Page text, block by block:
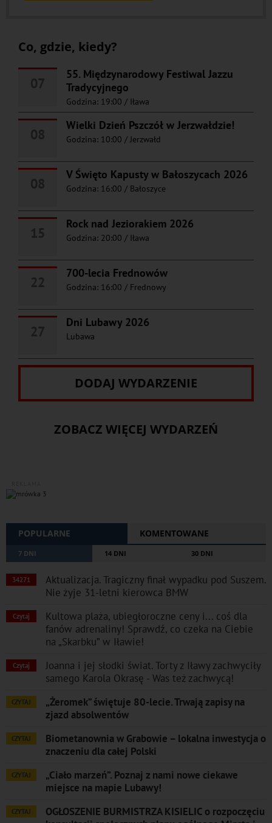
Co, gdzie, kiedy?
55. Międzynarodowy Festiwal Jazzu
Tradycyjnego
Godzina: 19:00 / Iława
Wielki Dzień Pszczół w Jerzwałdzie!
Godzina: 10:00 / Jerzwałd
V Święto Kapusty w Bałoszycach 2026
Godzina: 16:00 / Bałoszyce
Rock nad Jeziorakiem 2026
Godzina: 20:00 / Iława
700-lecia Frednowów
Godzina: 16:00 / Frednowy
Dni Lubawy 2026
Lubawa
DODAJ WYDARZENIE
ZOBACZ WIĘCEJ WYDARZEŃ
POPULARNE KOMENTOWANE
7 DNI 14 DNI 30 DNI
34271
Aktualizacja. Tragiczny finał wypadku pod Suszem.
Nie żyje 31-letni kierowca BMW
Czytaj
Kultowa plaża, ubiegłoroczne ceny i... coś dla
fanów adrenaliny! Sprawdź, co czeka na Ciebie
na „Skarbku” w Iławie!
Czytaj
Joanna i jej słodki świat. Torty z Iławy zachwyciły
samego Karola Okrasę - Was też zachwycą!
CZYTAJ
„Żeromek” świętuje 80-lecie. Trwają zapisy na
zjazd absolwentów
CZYTAJ
Biometanownia w Grabowie – lokalna inwestycja o
znaczeniu dla całej Polski
CZYTAJ
„Ciało marzeń”. Poznaj z nami nowe ciekawe
miejsce na mapie Lubawy!
CZYTAJ
OGŁOSZENIE BURMISTRZA KISIELIC o rozpoczęciu